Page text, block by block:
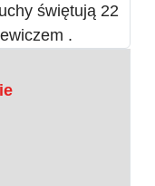
świętują 22
.